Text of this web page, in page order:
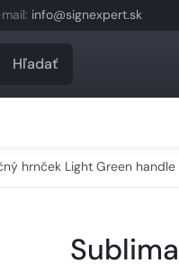
: info@signexpert.sk
Hľadať
hrnček Light Green handle